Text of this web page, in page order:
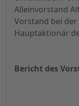
Alleinvorstand
Vorstand bei der
Hauptaktionär
Bericht des